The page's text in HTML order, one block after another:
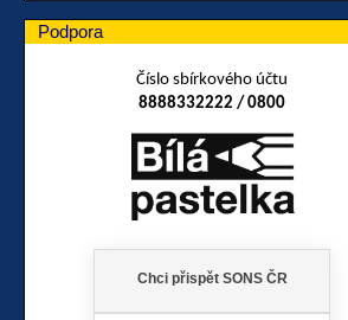
Podpora
Číslo sbírkového účtu
8888332222 / 0800